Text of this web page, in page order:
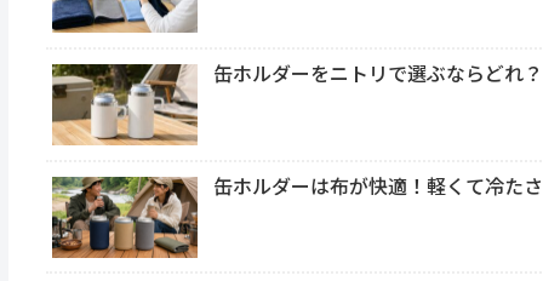
缶ホルダーをニトリで選ぶならどれ
缶ホルダーは布が快適！軽くて冷た